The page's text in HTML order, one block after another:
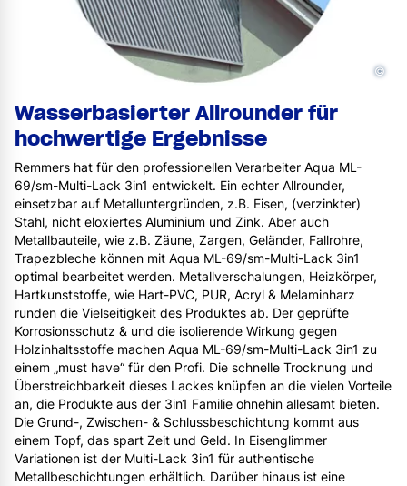
Wasserbasierter Allrounder für
hochwertige Ergebnisse
Remmers hat für den professionellen Verarbeiter Aqua ML-
69/sm-Multi-Lack 3in1 entwickelt. Ein echter Allrounder,
einsetzbar auf Metalluntergründen, z.B. Eisen, (verzinkter)
Stahl, nicht eloxiertes Aluminium und Zink. Aber auch
Metallbauteile, wie z.B. Zäune, Zargen, Geländer, Fallrohre,
Trapezbleche können mit Aqua ML-69/sm-Multi-Lack 3in1
optimal bearbeitet werden. Metallverschalungen, Heizkörper,
Hartkunststoffe, wie Hart-PVC, PUR, Acryl & Melaminharz
runden die Vielseitigkeit des Produktes ab. Der geprüfte
Korrosionsschutz & und die isolierende Wirkung gegen
Holzinhaltsstoffe machen Aqua ML-69/sm-Multi-Lack 3in1 zu
einem „must have“ für den Profi. Die schnelle Trocknung und
Überstreichbarkeit dieses Lackes knüpfen an die vielen Vorteile
an, die Produkte aus der 3in1 Familie ohnehin allesamt bieten.
Die Grund-, Zwischen- & Schlussbeschichtung kommt aus
einem Topf, das spart Zeit und Geld. In Eisenglimmer
Variationen ist der Multi-Lack 3in1 für authentische
Metallbeschichtungen erhältlich. Darüber hinaus ist eine
©